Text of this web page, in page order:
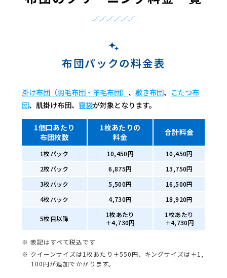
布団パックの料金表
掛け布団（羽毛布団・羊毛布団）、敷き布団、 こたつ布
団、肌掛け布団、寝袋が対象となります。
1個口あたり
布団枚数
1枚あたりの
料金
合計料金
1枚パック 10,450円
10,450円
2枚パック
6,875円
13,750円
3枚パック
5,500円
16,500円
4枚パック
4,730円 18,920円
5枚目以降
1枚あたり
＋4,730円
1枚あたり
＋4,730円
※ 表記はすべて税込です
※ クイーンサイズは1枚あたり＋550円、キングサイズは＋1,
100円が追加でかかります。